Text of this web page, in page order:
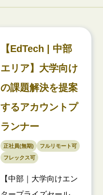
【EdTech | 中部
エリア】大学向け
の課題解決を提案
するアカウントプ
ランナー
正社員(無期)
フルリモート可
フレックス可
【中部｜大学向けエン